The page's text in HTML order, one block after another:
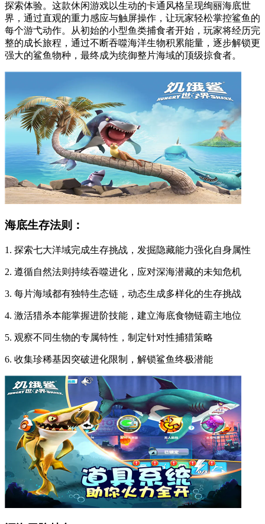
探索体验。这款休闲游戏以生动的卡通风格呈现绚丽海底世
界，通过直观的重力感应与触屏操作，让玩家轻松掌控鲨鱼的
每个游弋动作。从初始的小型鱼类捕食者开始，玩家将经历完
整的成长旅程，通过不断吞噬海洋生物积累能量，逐步解锁更
强大的鲨鱼物种，最终成为统御整片海域的顶级掠食者。
海底生存法则：
1. 探索七大洋域完成生存挑战，发掘隐藏能力强化自身属性
2. 遵循自然法则持续吞噬进化，应对深海潜藏的未知危机
3. 每片海域都有独特生态链，动态生成多样化的生存挑战
4. 激活猎杀本能掌握进阶技能，建立海底食物链霸主地位
5. 观察不同生物的专属特性，制定针对性捕猎策略
6. 收集珍稀基因突破进化限制，解锁鲨鱼终极潜能